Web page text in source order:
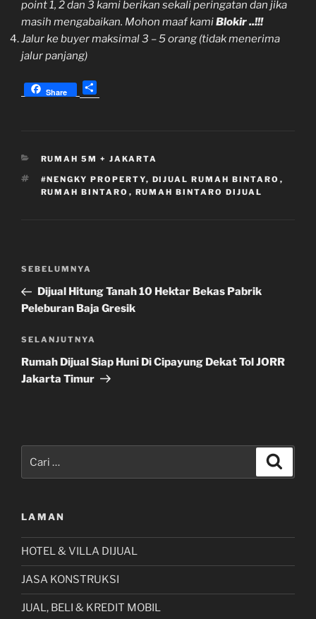
point 1, 2 dan 3 kami berikan sekali peringatan dan jika
masih mengabaikan. Mohon maaf kamiBlokir ..!!!
Jalur ke buyer maksimal 3 – 5 orang (tidak menerima
jalur panjang)
Share
h
KATEGORI
RUMAH 5M + JAKARTA
TAG
#NENGKY PROPERTY, DIJUAL RUMAH BINTARO ,
RUMAH BINTARO , RUMAH BINTARO DIJUAL
Navigasi
Pos
Sebelumnya
SEBELUMNYA
Dijual Hitung Tanah 10 Hektar Bekas Pabrik
Peleburan Baja Gresik
Pos
Selanjutnya
SELANJUTNYA
Rumah Dijual Siap Huni Di Cipayung Dekat Tol JORR
Jakarta Timur
untuk:
LAMAN
HOTEL & VILLA DIJUAL
JASA KONSTRUKSI
JUAL, BELI & KREDIT MOBIL